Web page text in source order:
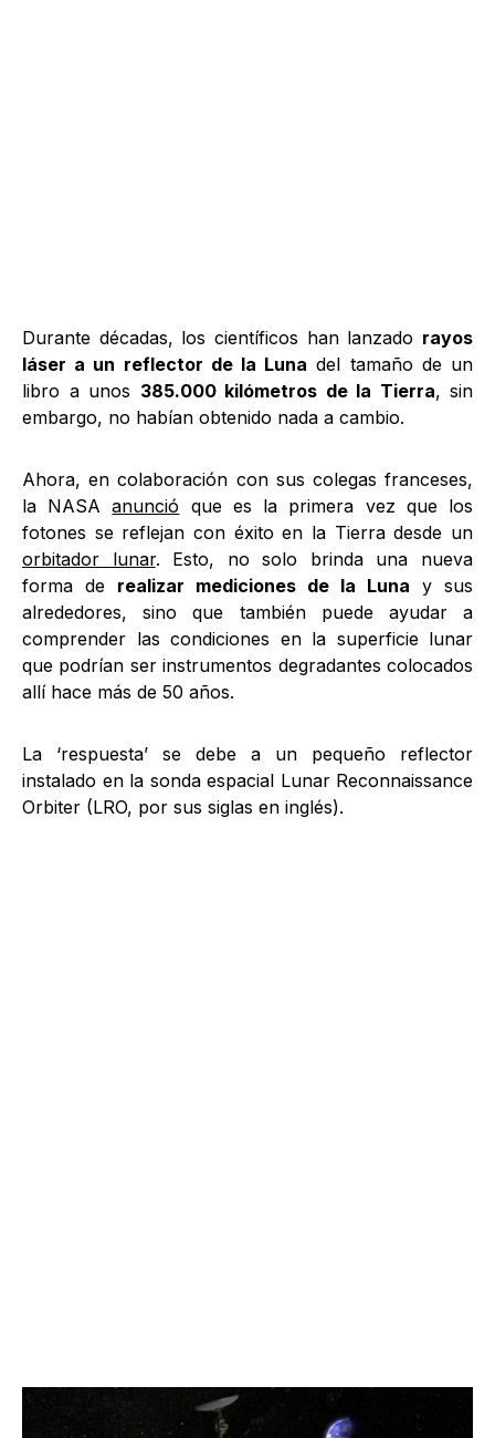
Durante décadas, los científicos han lanzado rayos
láser a un reflector de la Luna del tamaño de un
libro a unos 385.000 kilómetros de la Tierra, sin
embargo, no habían obtenido nada a cambio.
Ahora, en colaboración con sus colegas franceses,
la NASAanunció que es la primera vez que los
fotones se reflejan con éxito en la Tierra desde un
orbitador lunar. Esto, no solo brinda una nueva
forma de realizar mediciones de la Luna y sus
alrededores, sino que también puede ayudar a
comprender las condiciones en la superficie lunar
que podrían ser instrumentos degradantes colocados
allí hace más de 50 años.
La ‘respuesta’ se debe a un pequeño reflector
instalado en la sonda espacial Lunar Reconnaissance
Orbiter (LRO, por sus siglas en inglés).